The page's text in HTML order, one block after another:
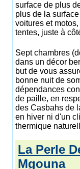
surface de plus
plus de la
voitures et
tentes, juste à
Sept chambres
dans un décor
but de vous
bonne nuit de
dépendances
de paille, en
des Casbahs de
en hiver ni d'un
thermique
La Perle
Mgouna